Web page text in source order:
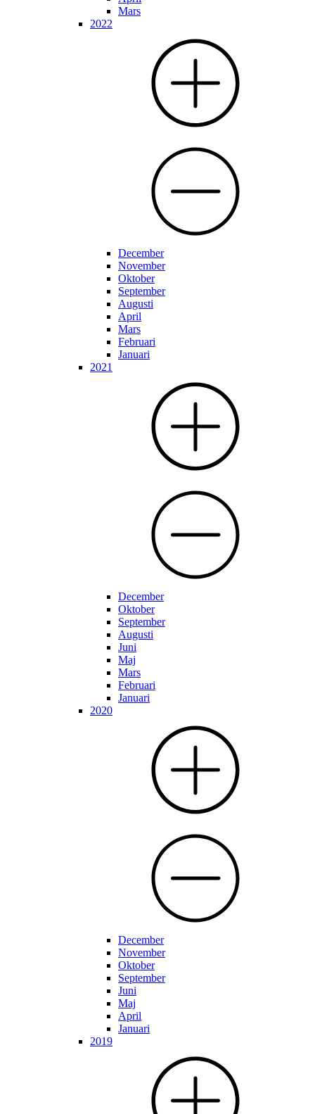
Mars
2022
December
November
Oktober
September
Augusti
April
Mars
Februari
Januari
2021
December
Oktober
September
Augusti
Juni
Maj
Mars
Februari
Januari
2020
December
November
Oktober
September
Juni
Maj
April
Januari
2019